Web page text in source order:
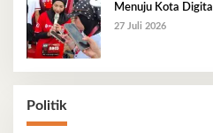
Menuju Kota Digital
27 Juli 2026
Politik